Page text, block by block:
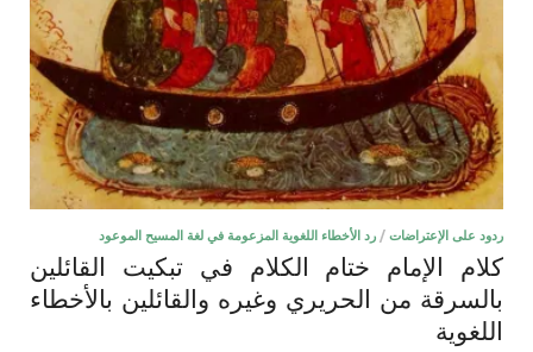
ردود على الإعتراضات / رد الأخطاء اللغوية المزعومة في لغة المسيح الموعود
كلام الإمام ختام الكلام في تبكيت القائلين
بالسرقة من الحريري وغيره والقائلين بالأخطاء
اللغوية